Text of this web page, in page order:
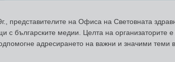
представителите на Офиса на Световната
с българските медии. Целта на организаторите
адресирането на важни и значими теми